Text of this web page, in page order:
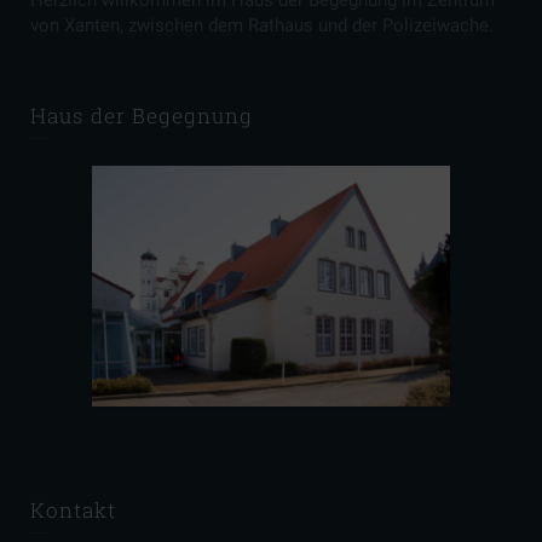
Haus der Begegnung
Kontakt